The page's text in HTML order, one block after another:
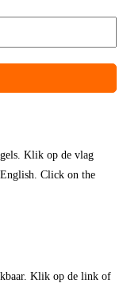
Klik op de vlag
Click on the
Klik op de link of